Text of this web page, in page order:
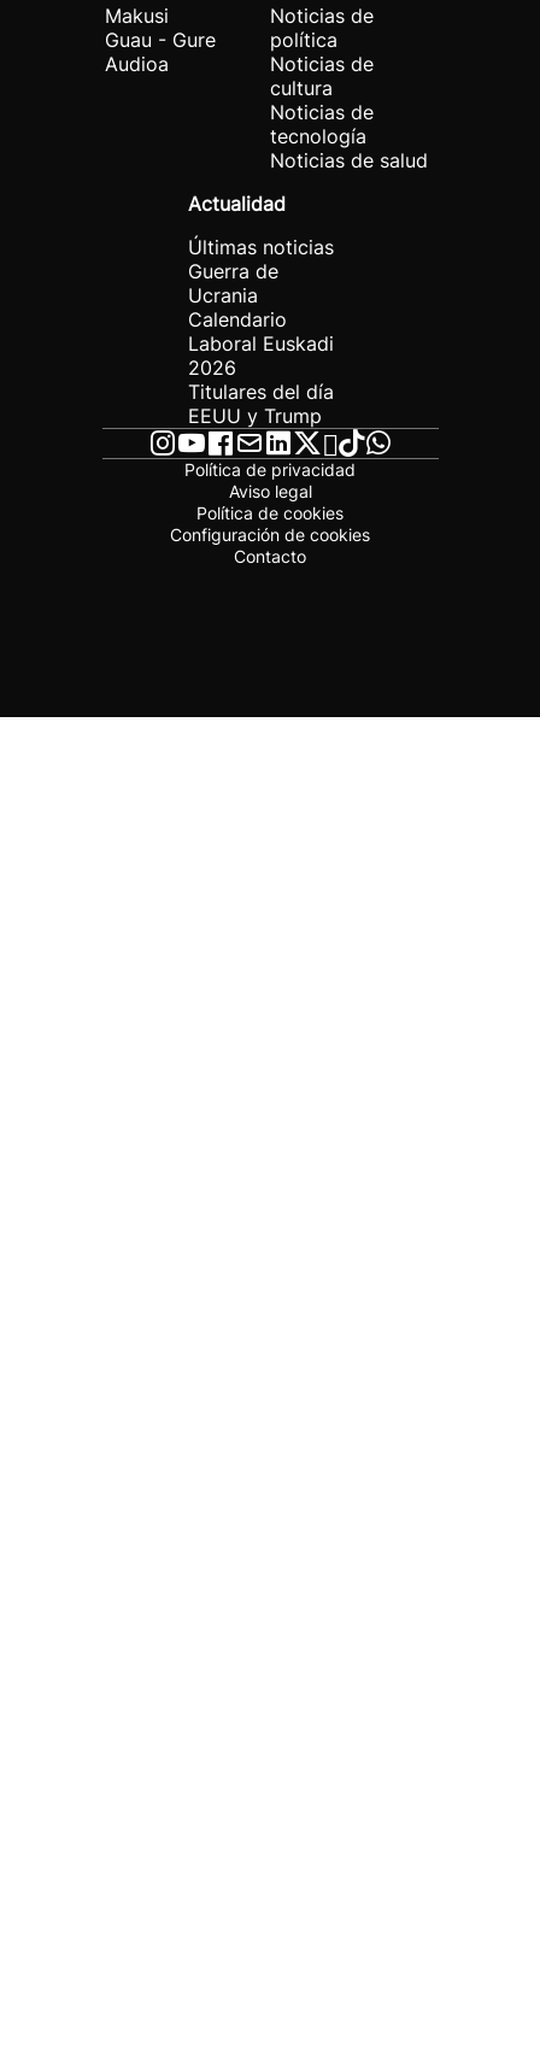
Makusi
Guau - Gure
Audioa
Noticias de
política
Noticias de
cultura
Noticias de
tecnología
Noticias de salud
Actualidad
Últimas noticias
Guerra de
Ucrania
Calendario
Laboral Euskadi
2026
Titulares del día
EEUU y Trump
Política de privacidad
Aviso legal
Política de cookies
Configuración de cookies
Contacto